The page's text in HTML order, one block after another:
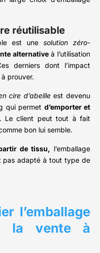
réutilisable
est une solution zéro-
alternativeà l’utilisation
derniers dont l’impact
prouver.
cire d’abeilleest devenu
qui permet d’emporter et
Le client peut tout à fait
bon lui semble.
de tissu, l’emballage
pas adapté à tout type de
l’emballage
la vente à